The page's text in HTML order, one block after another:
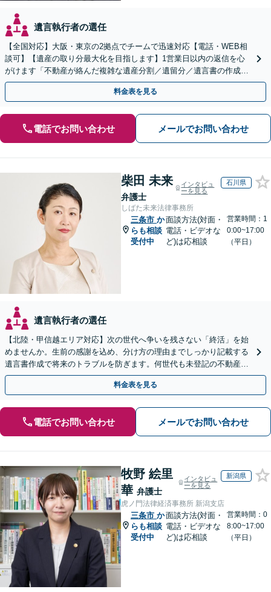
遺言執行者の選任
【全国対応】大阪・東京の2拠点でチームで迅速対応【電話・WEB相
談可】【遺産の取り分最大化を目指します】1営業日以内の返信を心
がけます「不動産が絡んだ複雑な遺産分割／遺留分／遺言書の作成・
執行／事業承継など、お任せください」【休日相談あり】
料金表を見る
電話でお問い合わせ メールでお問い合わせ
柴田 未来
弁護士
インタビュ
ーを見る
石川県
しばた未来法律事務所
三条市 か
らも相談
受付中
面談方法(対面・
電話・ビデオな
ど)は応相談
営業時間：1
0:00~17:00
（平日）
遺言執行者の選任
【北陸・甲信越エリア対応】次の世代へ争いを残さない「終活」を始
めませんか。生前の感謝を込め、分け方の理由までしっかり記載する
遺言書作成で将来のトラブルを防ぎます。何世代も未登記の不動産問
題も対応可能。【電話相談・WEB面談可】
料金表を見る
電話でお問い合わせ メールでお問い合わせ
牧野 絵里
華 弁護士
インタビュ
ーを見る
新潟県
虎ノ門法律経済事務所 新潟支店
三条市 か
らも相談
受付中
面談方法(対面・
電話・ビデオな
ど)は応相談
営業時間：0
8:00~17:00
（平日）